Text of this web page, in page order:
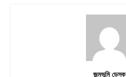
জন্মভূমি ডেস্ক